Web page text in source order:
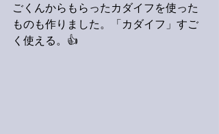
ごくんからもらったカダイフを使った
ものも作りました。「カダイフ」すご
く使える。👍